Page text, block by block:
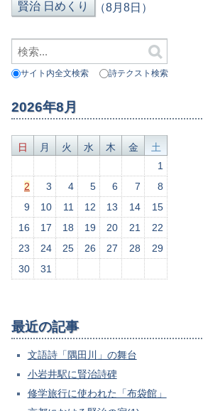
（8月8日）
サイト内全文検索 詩テクスト検索
2026年8月
日 月 火 水 木 金
土
1
2
3 4 5 6 7
8
9
10 11 12 13 14
15
16
17 18 19 20 21
22
23
24 25 26 27 28
29
30
31
最近の記事
文語詩「隅田川」の舞台
小岩井駅に賢治詩碑
修学旅行に使われた「布袋館」